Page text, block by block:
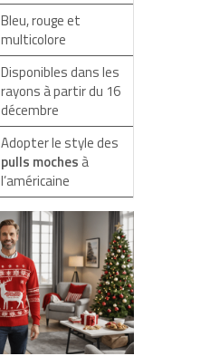
Bleu, rouge et
multicolore
Disponibles dans les
rayons à partir du 16
décembre
Adopter le style des
pulls moches à
l’américaine